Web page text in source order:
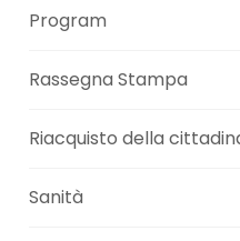
Program
Rassegna Stampa
Riacquisto della
Sanità